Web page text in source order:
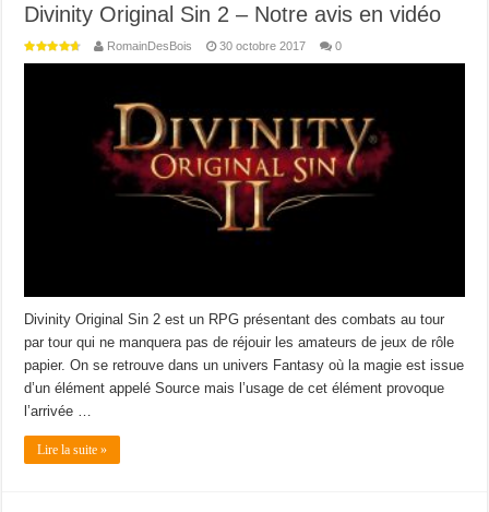
Divinity Original Sin 2 – Notre avis en vidéo
RomainDesBois 30 octobre 2017 0
Divinity Original Sin 2 est un RPG présentant des combats au tour
par tour qui ne manquera pas de réjouir les amateurs de jeux de rôle
papier. On se retrouve dans un univers Fantasy où la magie est issue
d’un élément appelé Source mais l’usage de cet élément provoque
l’arrivée …
Lire la suite »